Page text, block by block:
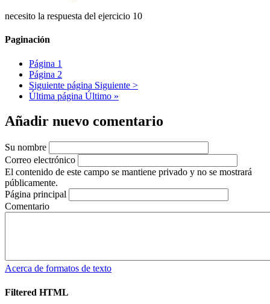
necesito la respuesta del ejercicio 10
Paginación
Página 1
Página 2
Siguiente página Siguiente >
Última página Último »
Añadir nuevo comentario
Su nombre
Correo electrónico
El contenido de este campo se mantiene privado y no se mostrará
públicamente.
Página principal
Comentario
Acerca de formatos de texto
Filtered HTML